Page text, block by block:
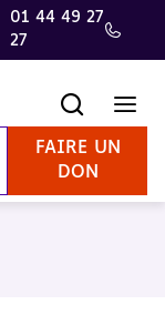
01 44 49 27
27
FAIRE UN
DON